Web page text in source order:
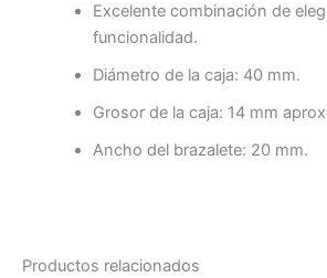
Excelente combinación de
funcionalidad.
Diámetro de la caja: 40 mm.
Grosor de la caja: 14 mm
Ancho del brazalete: 20 mm.
Productos relacionados